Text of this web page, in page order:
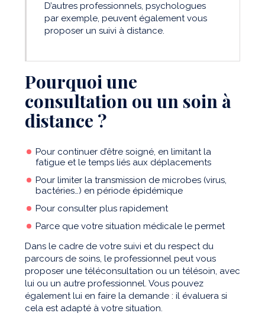
D’autres professionnels, psychologues
par exemple, peuvent également vous
proposer un suivi à distance.
Pourquoi une
consultation ou un soin à
distance ?
Pour continuer d’être soigné, en limitant la
fatigue et le temps liés aux déplacements
Pour limiter la transmission de microbes (virus,
bactéries…) en période épidémique
Pour consulter plus rapidement
Parce que votre situation médicale le permet
Dans le cadre de votre suivi et du respect du
parcours de soins, le professionnel peut vous
proposer une téléconsultation ou un télésoin, avec
lui ou un autre professionnel. Vous pouvez
également lui en faire la demande : il évaluera si
cela est adapté à votre situation.